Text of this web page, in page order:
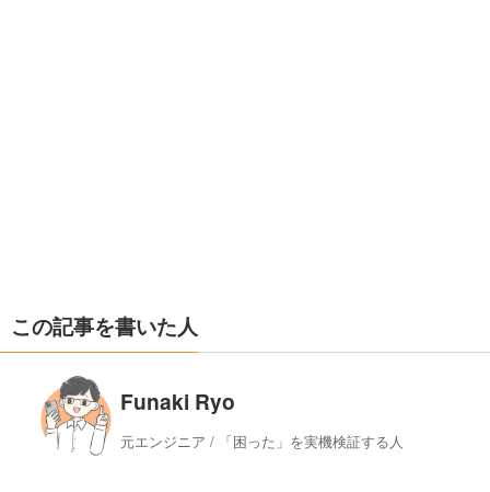
この記事を書いた人
Funaki Ryo
元エンジニア / 「困った」を実機検証する人